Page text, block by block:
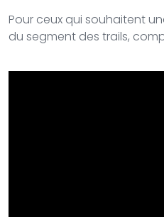
Pour ceux qui souhaitent
du segment des trails,